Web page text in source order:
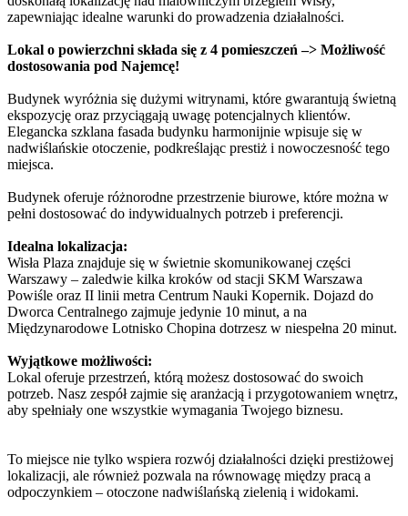
zapewniając idealne warunki do prowadzenia działalności.
Lokal o powierzchni składa się z 4 pomieszczeń –> Możliwość
dostosowania pod Najemcę!
Budynek wyróżnia się dużymi witrynami, które gwarantują świetną
ekspozycję oraz przyciągają uwagę potencjalnych klientów.
Elegancka szklana fasada budynku harmonijnie wpisuje się w
nadwiślańskie otoczenie, podkreślając prestiż i nowoczesność tego
miejsca.
Budynek oferuje różnorodne przestrzenie biurowe, które można w
pełni dostosować do indywidualnych potrzeb i preferencji.
Idealna lokalizacja:
Wisła Plaza znajduje się w świetnie skomunikowanej części
Warszawy – zaledwie kilka kroków od stacji SKM Warszawa
Powiśle oraz II linii metra Centrum Nauki Kopernik. Dojazd do
Dworca Centralnego zajmuje jedynie 10 minut, a na
Międzynarodowe Lotnisko Chopina dotrzesz w niespełna 20 minut.
Wyjątkowe możliwości:
Lokal oferuje przestrzeń, którą możesz dostosować do swoich
potrzeb. Nasz zespół zajmie się aranżacją i przygotowaniem wnętrz,
aby spełniały one wszystkie wymagania Twojego biznesu.
To miejsce nie tylko wspiera rozwój działalności dzięki prestiżowej
lokalizacji, ale również pozwala na równowagę między pracą a
odpoczynkiem – otoczone nadwiślańską zielenią i widokami.